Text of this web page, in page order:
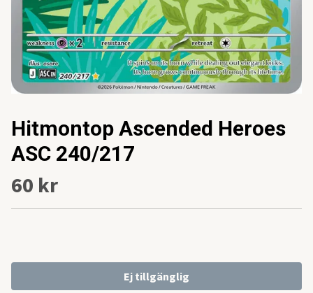
Hitmontop Ascended Heroes
ASC 240/217
60 kr
Ej tillgänglig